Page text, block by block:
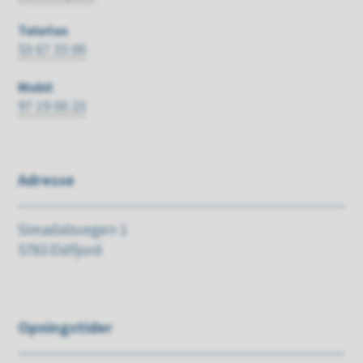
Telefon
53 67 35 00
Mobil
97 19 00 23
Adresse
Simadalsvegen 1
5783 Eidfjord
Opningstider